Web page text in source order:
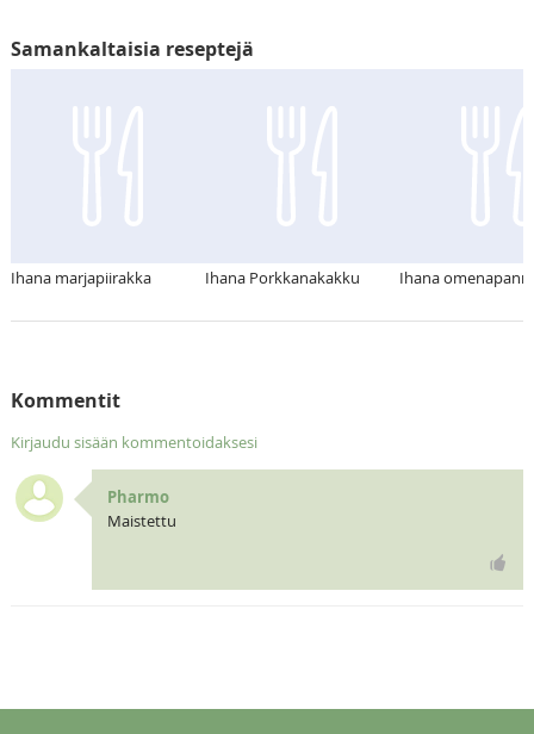
Samankaltaisia reseptejä
Ihana marjapiirakka Ihana Porkkanakakku Ihana
Kommentit
Kirjaudu sisään kommentoidaksesi
Pharmo
Maistettu